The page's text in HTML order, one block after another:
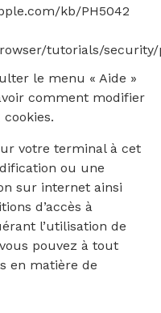
kb/PH5042
tutorials/
le menu « Aide »
comment modifier
votre terminal à cet
ou une
sur internet ainsi
d’accès à
l’utilisation de
pouvez à tout
en matière de